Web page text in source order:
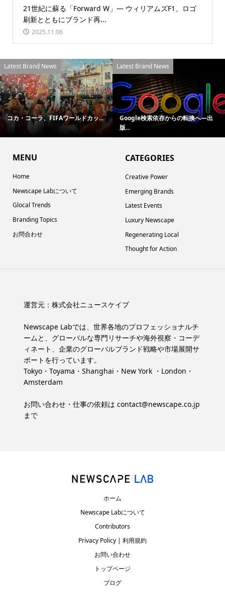
21世紀に蘇る「Forward W」― ウィリアムズF1、ロゴ
刷新とともにブランド再...
2025.11.06
Latest Brand News
コカ・コーラ、FIFAワールドカッ...
Latest Brand News
Google検索依存からの転換へ―出
版...
MENU
Home
Newscape Labについて
Glocal Trends
Branding Topics
お問合わせ
CATEGORIES
Creative Power
Emerging Brands
Latest Events
Luxury Newscape
Regenerating Local
Thought for Action
運営元： 株式会社ニュースケイプ
Newscape Labでは、世界各地のプロフェッショナルチ
ームと、グローバルな専門リサーチや海外視察・コーデ
ィネート、企業のグローバルブランド戦略や市場展開サ
ポートを行っています。
Tokyo・Toyama・Shanghai・New York ・London・
Amsterdam
お問い合わせ・仕事の依頼は contact@newscape.co.jp
まで
ホーム
Newscape Labについて
Contributors
Privacy Policy | 利用規約
お問い合わせ
トップページ
ブログ